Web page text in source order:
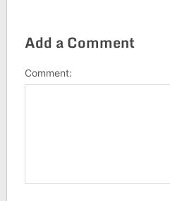
Add a Comment
Comment: